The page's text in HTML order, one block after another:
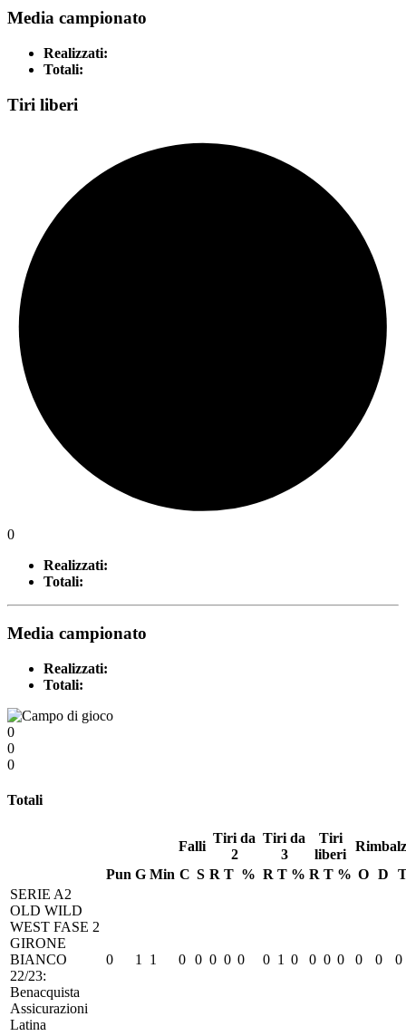
Media campionato
Realizzati:
Totali:
Tiri liberi
0
Realizzati:
Totali:
Media campionato
Realizzati:
Totali:
0
0
0
Totali
Falli
Tiri da
2
Tiri da
3
Tiri
liberi
Pun G Min C S R T % R T % R T % O D
SERIE A2
OLD WILD
WEST FASE 2
GIRONE
BIANCO
22/23:
Benacquista
Assicurazioni
Latina
0 1 1 0 0 0 0 0 0 1 0 0 0 0 0 0 0